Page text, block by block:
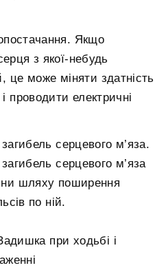
Якщо
з якої-небудь
це може міняти здатність
проводити електричні
серцевого м’яза.
серцевого м’яза
шляху поширення
по ній.
при ходьбі і